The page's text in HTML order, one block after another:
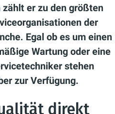
er zu den größten
der
Egal ob es um einen
Wartung oder eine
stehen
zur Verfügung.
direkt